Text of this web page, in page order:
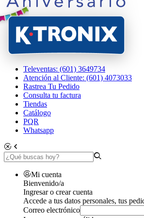
Televentas: (601) 3649734
Atención al Cliente: (601) 4073033
Rastrea Tu Pedido
Consulta tu factura
Tiendas
Catálogo
PQR
Whatsapp
Mi cuenta
Bienvenido/a
Ingresar o crear cuenta
Accede a tus datos personales, tus
Correo electrónico